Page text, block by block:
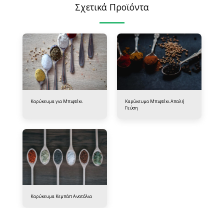
Σχετικά Προϊόντα
Καρύκευμα για Μπιφτέκι
Καρύκευμα Μπιφτέκι Απαλή
Γεύση
Καρύκευμα Κεμπάπ Ανατόλια